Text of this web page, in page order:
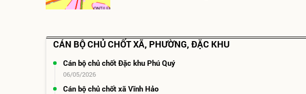
CÁN BỘ CHỦ CHỐT XÃ, PHƯỜNG, ĐẶC KHU
Cán bộ chủ chốt Đặc khu Phú Quý
06/05/2026
Cán bộ chủ chốt xã Vĩnh Hảo